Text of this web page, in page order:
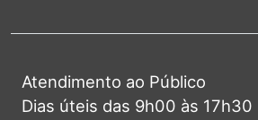
Atendimento ao Público
Dias úteis das 9h00 às 17h30